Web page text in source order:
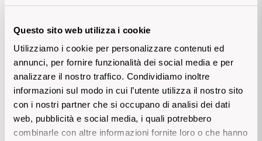
Questo sito web utilizza i cookie
Utilizziamo i cookie per personalizzare contenuti ed
annunci, per fornire funzionalità dei social media e per
analizzare il nostro traffico. Condividiamo inoltre
informazioni sul modo in cui l’utente utilizza il nostro sito
con i nostri partner che si occupano di analisi dei dati
web, pubblicità e social media, i quali potrebbero
combinarle con altre informazioni fornite loro o che hanno
Capire come conservare il vino e quanto dura una bottiglia
aperta aiuta a gustarlo al meglio e a ridurre gli sprechi. Di
seguito trovi le risposte alle domande più comuni, utili per
orientarti nella gestione quotidiana delle bottiglie, dalla cantina
alla tavola.